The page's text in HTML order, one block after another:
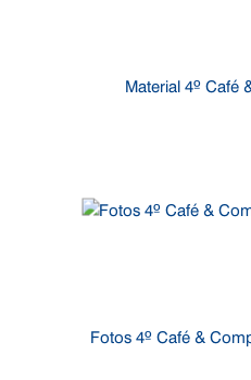
Material 4º Café
Fotos 4º Café &